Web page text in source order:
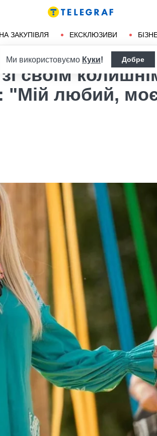
ЗАКУПІВЛЯ ЕКСКЛЮЗИВИ
Ми використовуємо Куки! Добре
своїм
"Мій любий,